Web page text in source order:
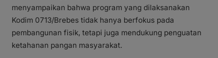
menyampaikan bahwa program yang dilaksanakan
Kodim 0713/Brebes tidak hanya berfokus pada
pembangunan fisik, tetapi juga mendukung penguatan
ketahanan pangan masyarakat.